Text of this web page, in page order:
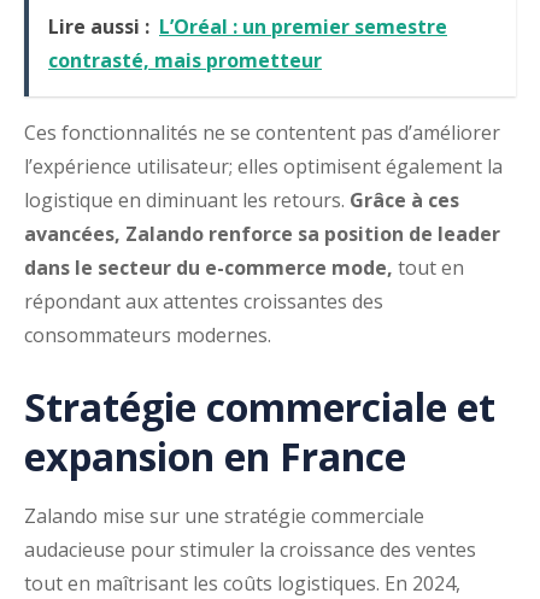
Lire aussi : L’Oréal : un premier semestre
contrasté, mais prometteur
Ces fonctionnalités ne se contentent pas d’améliorer
l’expérience utilisateur; elles optimisent également la
logistique en diminuant les retours. Grâce à ces
avancées, Zalando renforce sa position de leader
dans le secteur du e-commerce mode, tout en
répondant aux attentes croissantes des
consommateurs modernes.
Stratégie commerciale et
expansion en France
Zalando mise sur une stratégie commerciale
audacieuse pour stimuler la croissance des ventes
tout en maîtrisant les coûts logistiques. En 2024,